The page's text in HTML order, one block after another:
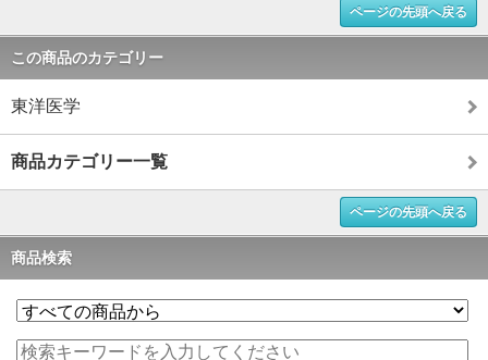
ページの先頭へ戻る
この商品のカテゴリー
東洋医学
商品カテゴリー一覧
ページの先頭へ戻る
商品検索